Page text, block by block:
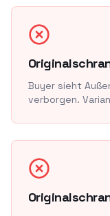
Buyer sieht
verborgen.